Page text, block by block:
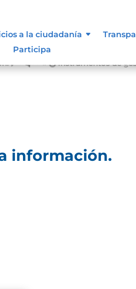
a la ciudadanía
Participa
Instrumentos de
información.